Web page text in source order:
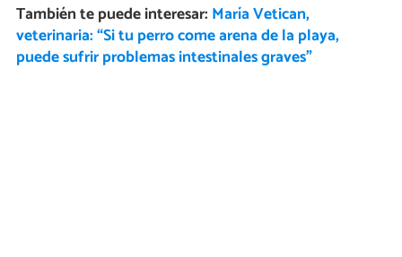
También te puede interesar: María Vetican,
veterinaria: “Si tu perro come arena de la playa,
puede sufrir problemas intestinales graves”